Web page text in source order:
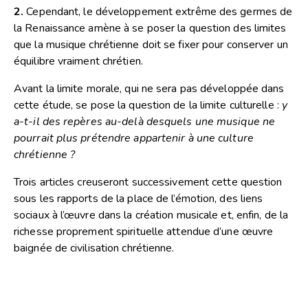
2. Cependant, le développement extrême des germes de
la Renaissance amène à se poser la question des limites
que la musique chrétienne doit se fixer pour conserver un
équilibre vraiment chrétien.
Avant la limite morale, qui ne sera pas développée dans
cette étude, se pose la question de la limite culturelle : y
a-t-il des repères au-delà desquels une musique ne
pourrait plus prétendre appartenir à une culture
chrétienne ?
Trois articles creuseront successivement cette question
sous les rapports de la place de l’émotion, des liens
sociaux à l’œuvre dans la création musicale et, enfin, de la
richesse proprement spirituelle attendue d’une œuvre
baignée de civilisation chrétienne.